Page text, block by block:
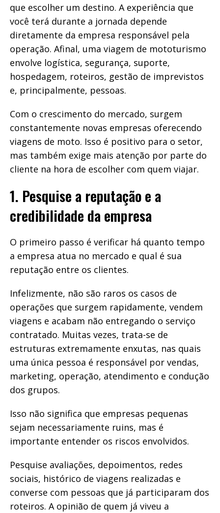
que escolher um destino. A experiência que
você terá durante a jornada depende
diretamente da empresa responsável pela
operação. Afinal, uma viagem de mototurismo
envolve logística, segurança, suporte,
hospedagem, roteiros, gestão de imprevistos
e, principalmente, pessoas.
Com o crescimento do mercado, surgem
constantemente novas empresas oferecendo
viagens de moto. Isso é positivo para o setor,
mas também exige mais atenção por parte do
cliente na hora de escolher com quem viajar.
1. Pesquise a reputação e a
credibilidade da empresa
O primeiro passo é verificar há quanto tempo
a empresa atua no mercado e qual é sua
reputação entre os clientes.
Infelizmente, não são raros os casos de
operações que surgem rapidamente, vendem
viagens e acabam não entregando o serviço
contratado. Muitas vezes, trata-se de
estruturas extremamente enxutas, nas quais
uma única pessoa é responsável por vendas,
marketing, operação, atendimento e condução
dos grupos.
Isso não significa que empresas pequenas
sejam necessariamente ruins, mas é
importante entender os riscos envolvidos.
Pesquise avaliações, depoimentos, redes
sociais, histórico de viagens realizadas e
converse com pessoas que já participaram dos
roteiros. A opinião de quem já viveu a